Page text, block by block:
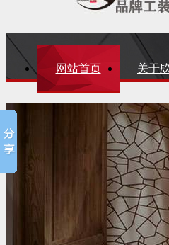
网站首页 关于